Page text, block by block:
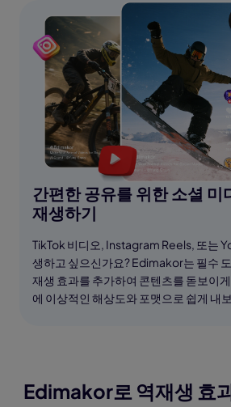
간편한 공유를 위한 소셜 미
재생하기
TikTok 비디오, Instagram Reels, 또는
생하고 싶으신가요? Edimakor는 필수
재생 효과를 추가하여 콘텐츠를 돋보이
에 이상적인 해상도와 포맷으로 쉽게 내
Edimakor로 역재생 효